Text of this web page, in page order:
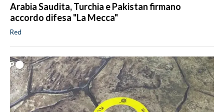
Arabia Saudita, Turchia e Pakistan firmano
accordo difesa "La Mecca"
Red